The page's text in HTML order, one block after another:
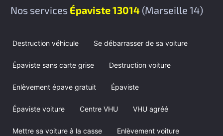
Nos services Épaviste 13014 (Marseille 14)
Destruction véhicule Se débarrasser de sa voiture
Épaviste sans carte grise Destruction voiture
Enlèvement épave gratuit Épaviste
Épaviste voiture Centre VHU VHU agréé
Mettre sa voiture à la casse Enlèvement voiture